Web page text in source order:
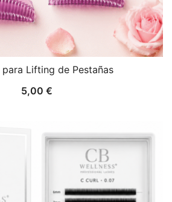
para Lifting de Pestañas
5,00 €